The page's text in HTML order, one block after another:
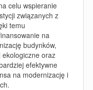
celu wspieranie
związanych z
temu
na
budynków,
ekologiczne oraz
efektywne
na modernizację i